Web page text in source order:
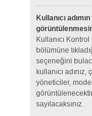
Kullanıcı
Kullanıcı
bölümüne
seçeneğini
kullanıcı
yöneticiler,
sayılacaksınız.